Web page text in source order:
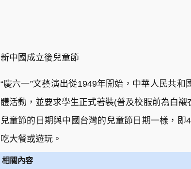
新中國成立後兒童節
“慶六一”文藝演出從1949年開始，中華人民共
體活動，並要求學生正式著裝(普及校服前為白
兒童節的日期與中國台灣的兒童節日期一樣，
吃大餐或遊玩。
相關內容